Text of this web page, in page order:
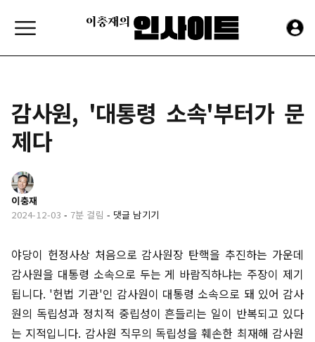
감사원, '대통령 소속'부터가 문
제다
이충재
2024-12-03 - 7분 걸림 - 댓글 남기기
야당이 헌정사상 처음으로 감사원장 탄핵을 추진하는 가운데
감사원을 대통령 소속으로 두는 게 바람직하냐는 주장이 제기
됩니다. '헌법 기관'인 감사원이 대통령 소속으로 돼 있어 감사
원의 독립성과 정치적 중립성이 흔들리는 일이 반복되고 있다
는 지적입니다. 감사원 직무의 독립성을 훼손한 최재해 감사원